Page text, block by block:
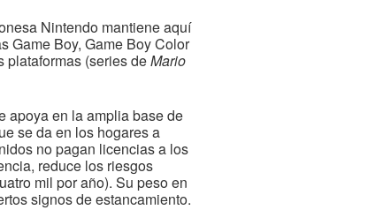
Nintendo mantiene aquí
Game Boy, Game Boy Color
plataformas (series deMario
apoya en la amplia base de
se da en los hogares a
no pagan licencias a los
reduce los riesgos
mil por año). Su peso en
signos de estancamiento.